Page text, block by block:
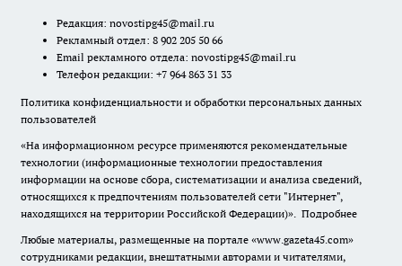
Редакция: novostipg45@mail.ru
Рекламный отдел: 8 902 205 50 66
Email рекламного отдела: novostipg45@mail.ru
Телефон редакции: +7 964 863 31 33
Политика конфиденциальности и обработки персональных данных
пользователей
«На информационном ресурсе применяются рекомендательные
технологии (информационные технологии предоставления
информации на основе сбора, систематизации и анализа сведений,
относящихся к предпочтениям пользователей сети "Интернет",
находящихся на территории Российской Федерации)». Подробнее
Любые материалы, размещенные на портале «www.gazeta45.com»
сотрудниками редакции, внештатными авторами и читателями,